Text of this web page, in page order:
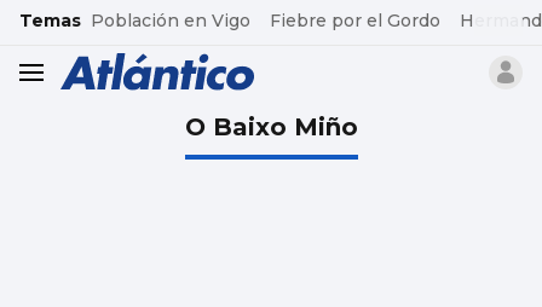
common.go-to-content
Temas Población en Vigo Fiebre por el Gordo
header.menu.open
O Baixo Miño